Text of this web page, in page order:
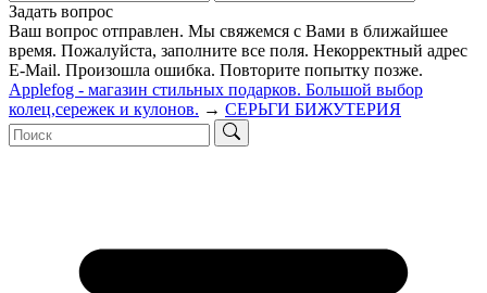
Задать вопрос
Ваш вопрос отправлен. Мы свяжемся с Вами в ближайшее
время. Пожалуйста, заполните все поля. Некорректный адрес
E-Mail. Произошла ошибка. Повторите попытку позже.
Applefog - магазин стильных подарков. Большой выбор
колец,сережек и кулонов. → СЕРЬГИ БИЖУТЕРИЯ